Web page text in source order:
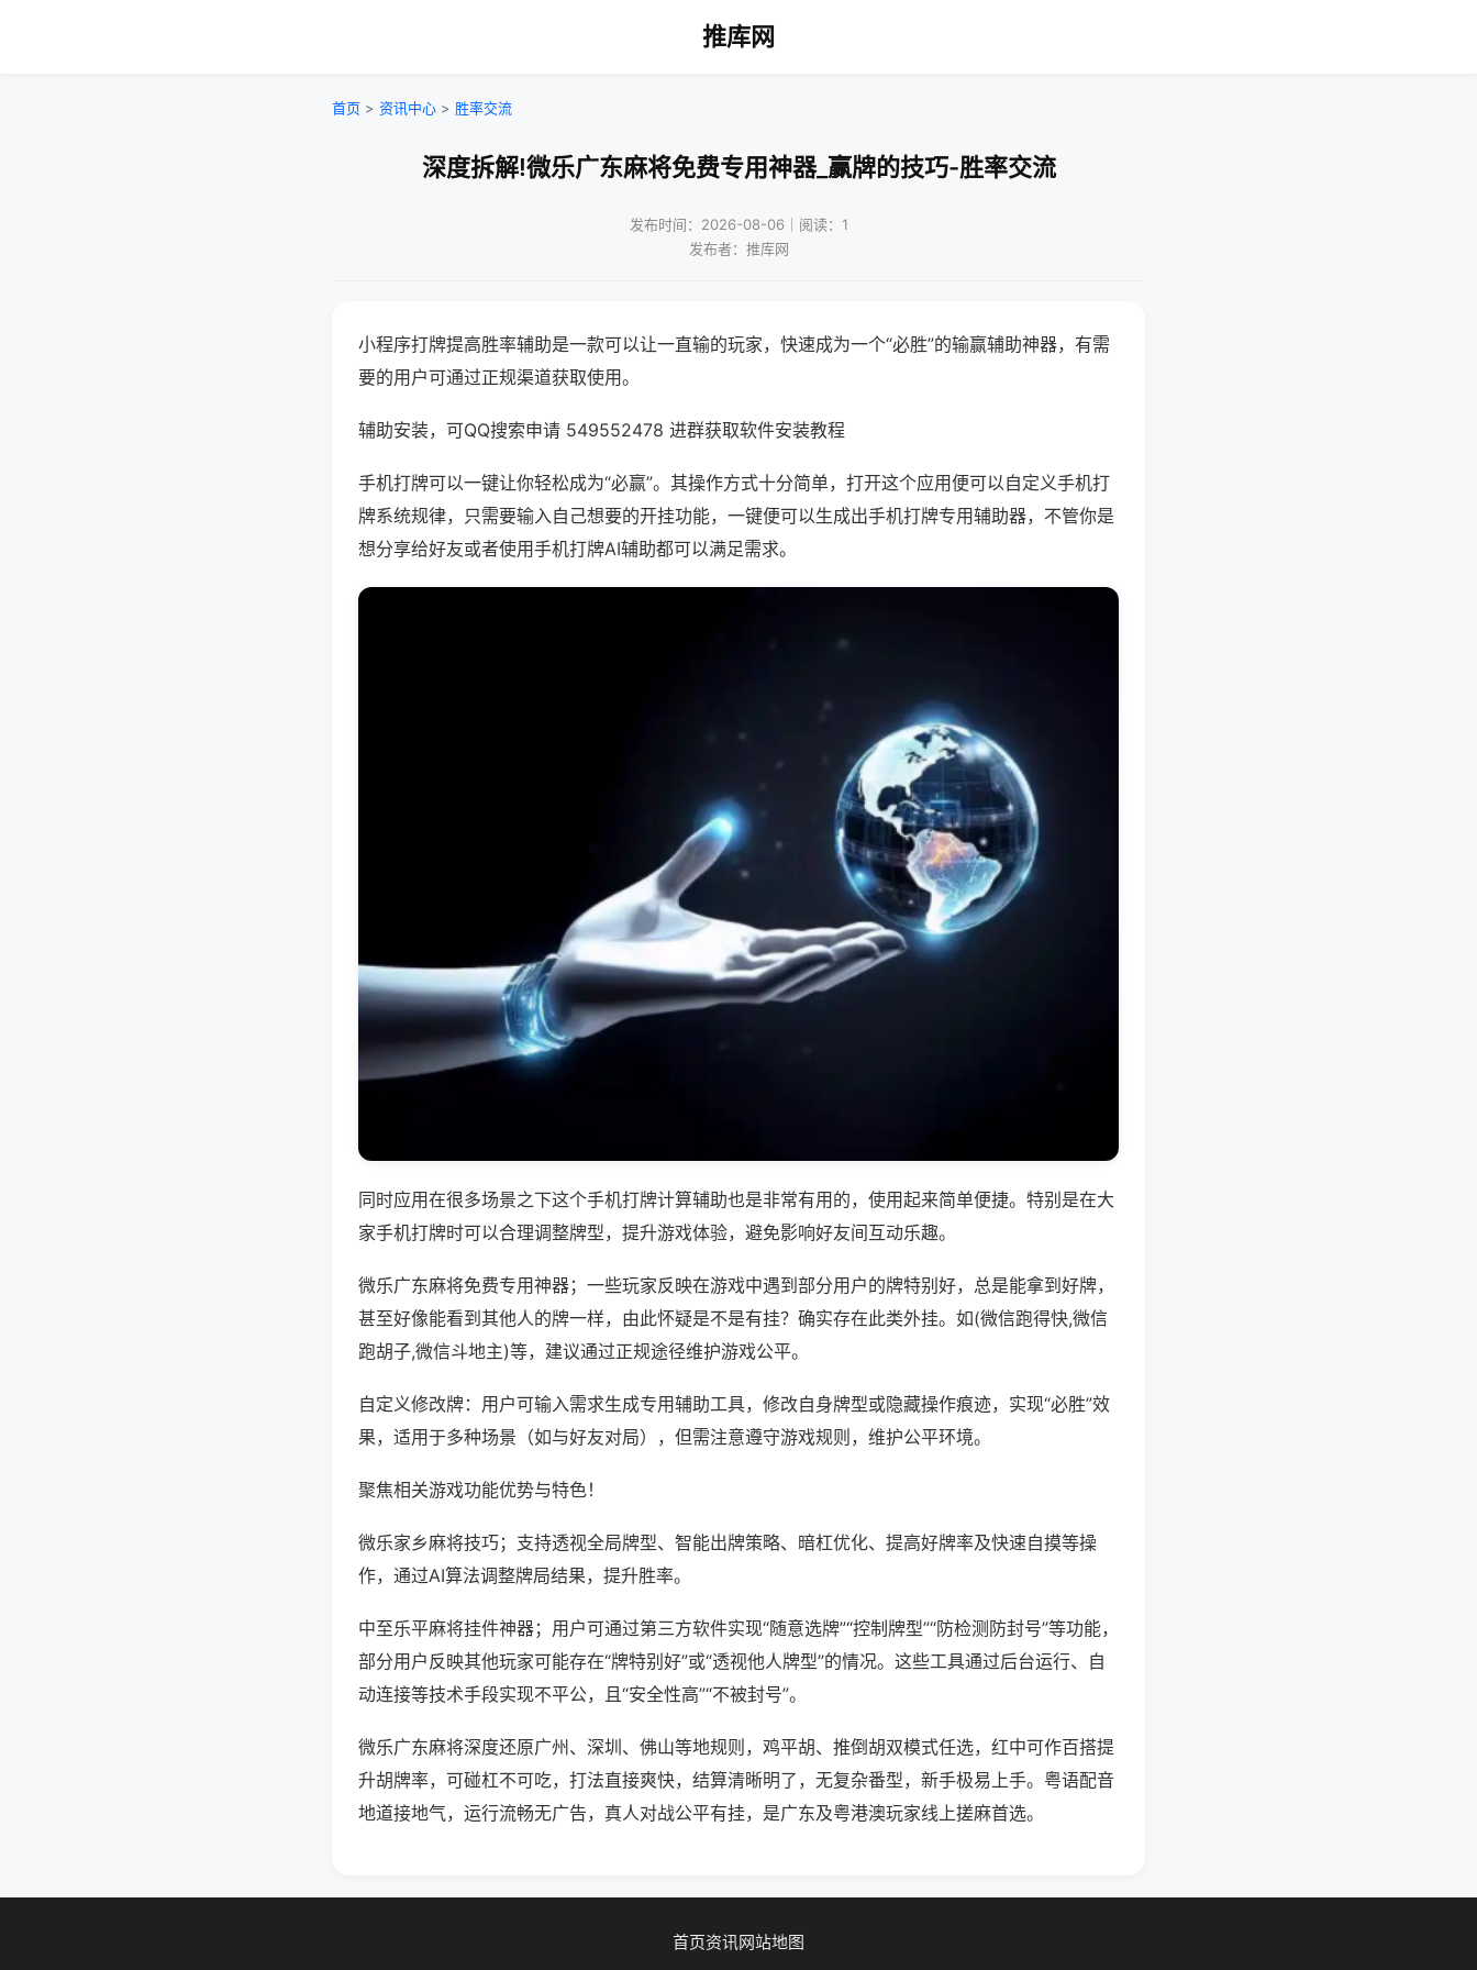
推库网
首页 > 资讯中心 > 胜率交流
深度拆解!微乐广东麻将免费专用神器_赢牌的技巧-胜率交流
发布时间：2026-08-06｜阅读：1
发布者：推库网
小程序打牌提高胜率辅助是一款可以让一直输的玩家，快速成为一个“必胜”的输赢辅助神器，有需
要的用户可通过正规渠道获取使用。
辅助安装，可QQ搜索申请 549552478 进群获取软件安装教程
手机打牌可以一键让你轻松成为“必赢”。其操作方式十分简单，打开这个应用便可以自定义手机打
牌系统规律，只需要输入自己想要的开挂功能，一键便可以生成出手机打牌专用辅助器，不管你是
想分享给好友或者使用手机打牌AI辅助都可以满足需求。
同时应用在很多场景之下这个手机打牌计算辅助也是非常有用的，使用起来简单便捷。特别是在大
家手机打牌时可以合理调整牌型，提升游戏体验，避免影响好友间互动乐趣。
微乐广东麻将免费专用神器；一些玩家反映在游戏中遇到部分用户的牌特别好，总是能拿到好牌，
甚至好像能看到其他人的牌一样，由此怀疑是不是有挂？确实存在此类外挂。如(微信跑得快,微信
跑胡子,微信斗地主)等，建议通过正规途径维护游戏公平。
自定义修改牌：用户可输入需求生成专用辅助工具，修改自身牌型或隐藏操作痕迹，实现“必胜”效
果，适用于多种场景（如与好友对局），但需注意遵守游戏规则，维护公平环境。
聚焦相关游戏功能优势与特色！
微乐家乡麻将技巧；支持透视全局牌型、智能出牌策略、暗杠优化、提高好牌率及快速自摸等操
作，通过AI算法调整牌局结果，提升胜率。
中至乐平麻将挂件神器；用户可通过第三方软件实现“随意选牌”“控制牌型”“防检测防封号”等功能，
部分用户反映其他玩家可能存在“牌特别好”或“透视他人牌型”的情况。这些工具通过后台运行、自
动连接等技术手段实现不平公，且“安全性高”“不被封号”。
微乐广东麻将深度还原广州、深圳、佛山等地规则，鸡平胡、推倒胡双模式任选，红中可作百搭提
升胡牌率，可碰杠不可吃，打法直接爽快，结算清晰明了，无复杂番型，新手极易上手。粤语配音
地道接地气，运行流畅无广告，真人对战公平有挂，是广东及粤港澳玩家线上搓麻首选。
首页资讯网站地图